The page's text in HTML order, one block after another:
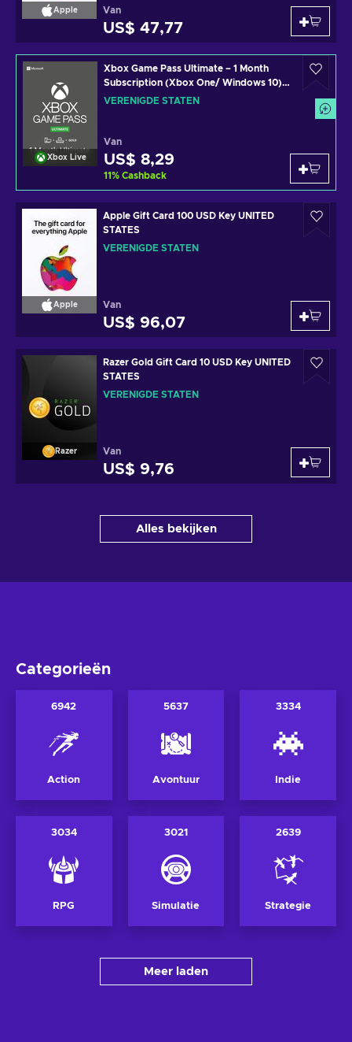
Apple Van
US$ 47,77
Xbox Live
Xbox Game Pass Ultimate – 1 Month
Subscription (Xbox One/ Windows 10)
non-stackable Xbox Live Key UNITED
VERENIGDE STATEN
Van
US$ 8,29
11% Cashback
Apple
Apple Gift Card 100 USD Key UNITED
STATES
VERENIGDE STATEN
Van
US$ 96,07
Razer
Razer Gold Gift Card 10 USD Key UNITED
STATES
VERENIGDE STATEN
Van
US$ 9,76
Alles bekijken
Categorieën
6942
Action
5637
Avontuur
3334
Indie
3034
RPG
3021
Simulatie
2639
Strategie
Meer laden